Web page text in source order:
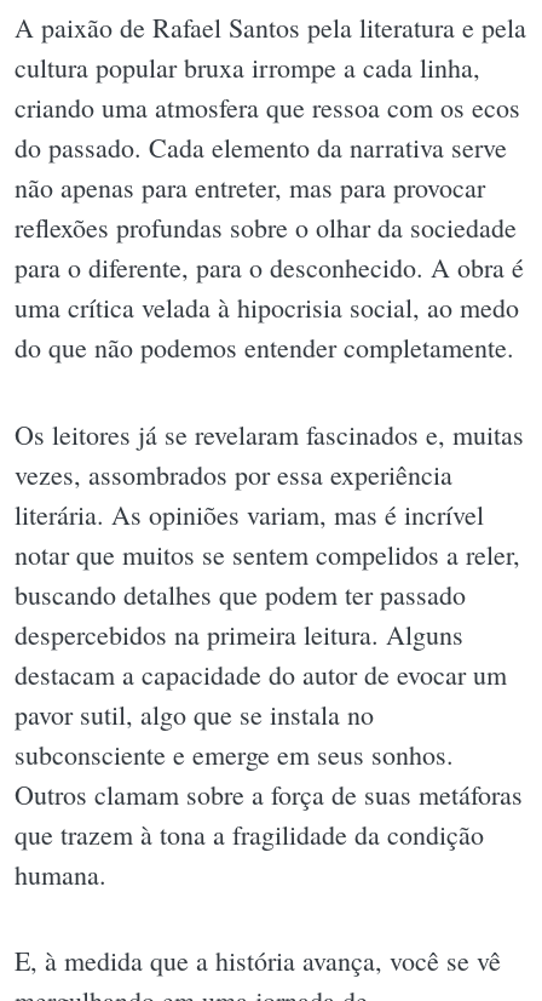
A paixão de Rafael Santos pela literatura e pela
cultura popular bruxa irrompe a cada linha,
criando uma atmosfera que ressoa com os ecos
do passado. Cada elemento da narrativa serve
não apenas para entreter, mas para provocar
reflexões profundas sobre o olhar da sociedade
para o diferente, para o desconhecido. A obra é
uma crítica velada à hipocrisia social, ao medo
do que não podemos entender completamente.
Os leitores já se revelaram fascinados e, muitas
vezes, assombrados por essa experiência
literária. As opiniões variam, mas é incrível
notar que muitos se sentem compelidos a reler,
buscando detalhes que podem ter passado
despercebidos na primeira leitura. Alguns
destacam a capacidade do autor de evocar um
pavor sutil, algo que se instala no
subconsciente e emerge em seus sonhos.
Outros clamam sobre a força de suas metáforas
que trazem à tona a fragilidade da condição
humana.
E, à medida que a história avança, você se vê